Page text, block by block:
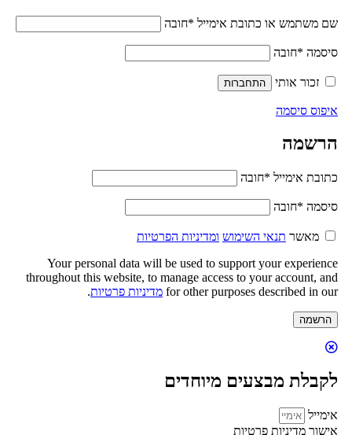
שם משתמש או כתובת אימייל *חובה
סיסמה *חובה
זכור אותי התחברות
איפוס סיסמה
הרשמה
כתובת אימייל *חובה
סיסמה *חובה
מאשר תנאי השימוש ומדיניות הפרטיות
Your personal data will be used to support your experience
throughout this website, to manage access to your account, and
for other purposes described in our מדיניות פרטיות.
הרשמה
לקבלת מבצעים מיוחדים
אימייל
אישור מדיניות פרטיות